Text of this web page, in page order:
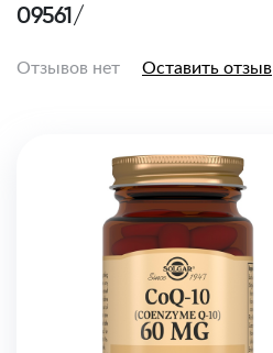
09561/
Отзывов нет Оставить отзыв